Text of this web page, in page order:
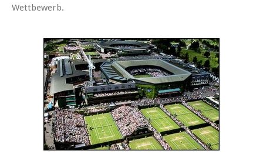
Wettbewerb.